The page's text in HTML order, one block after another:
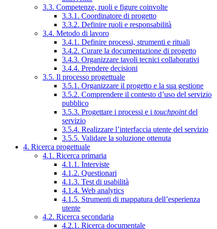
3.3. Competenze, ruoli e figure coinvolte
3.3.1. Coordinatore di progetto
3.3.2. Definire ruoli e responsabilità
3.4. Metodo di lavoro
3.4.1. Definire processi, strumenti e rituali
3.4.2. Curare la documentazione di progetto
3.4.3. Organizzare tavoli tecnici collaborativi
3.4.4. Prendere decisioni
3.5. Il processo progettuale
3.5.1. Organizzare il progetto e la sua gestione
3.5.2. Comprendere il contesto d’uso del servizio
pubblico
3.5.3. Progettare i processi e i touchpointdel
servizio
3.5.4. Realizzare l’interfaccia utente del servizio
3.5.5. Validare la soluzione ottenuta
4. Ricerca progettuale
4.1. Ricerca primaria
4.1.1. Interviste
4.1.2. Questionari
4.1.3. Test di usabilità
4.1.4. Web analytics
4.1.5. Strumenti di mappatura dell’esperienza
utente
4.2. Ricerca secondaria
4.2.1. Ricerca documentale